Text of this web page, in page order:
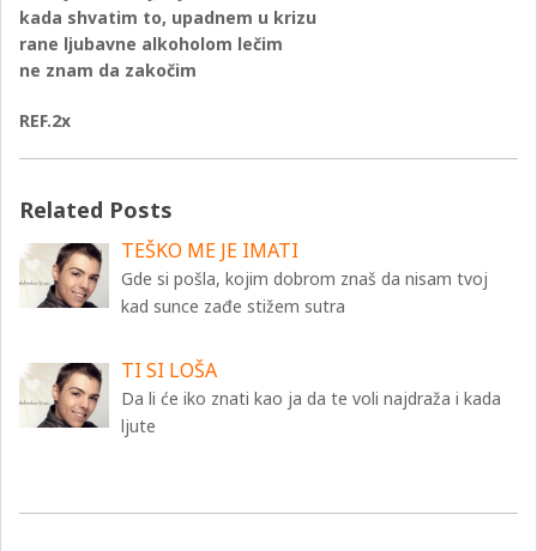
kada shvatim to, upadnem u krizu
rane ljubavne alkoholom lečim
ne znam da zakočim
REF.2x
Related Posts
TEŠKO ME JE IMATI
Gde si pošla, kojim dobrom znaš da nisam tvoj
kad sunce zađe stižem sutra
TI SI LOŠA
Da li će iko znati kao ja da te voli najdraža i kada
ljute